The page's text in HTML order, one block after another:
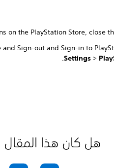
on the PlayStation Store, close
Sign-out and Sign-in to
Settings>
هل كان هذا المقال